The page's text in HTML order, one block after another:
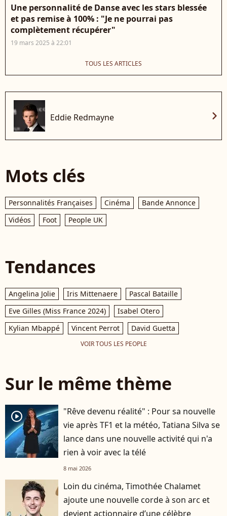
Une personnalité de Danse avec les stars blessée
et pas remise à 100% : "Je ne pourrai pas
complètement récupérer"
19 mars 2025 à 22:01
TOUS LES ARTICLES
Eddie Redmayne chevron_right
Mots clés
Personnalités Françaises Cinéma
Bande Annonce
Vidéos
Foot People UK
Tendances
Angelina Jolie Iris Mittenaere
Pascal Bataille
Eve Gilles (Miss France 2024)
Isabel Otero
Kylian Mbappé
Vincent Perrot David Guetta
VOIR TOUS LES PEOPLE
Sur le même thème
player2
"Rêve devenu réalité" : Pour sa nouvelle
vie après TF1 et la météo, Tatiana Silva se
lance dans une nouvelle activité qui n'a
rien à voir avec la télé
8 mai 2026
Loin du cinéma, Timothée Chalamet
ajoute une nouvelle corde à son arc et
devient actionnaire d’une célèbre